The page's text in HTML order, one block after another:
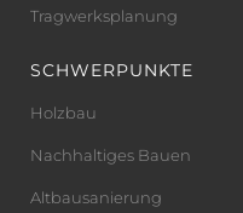
Tragwerksplanung
SCHWERPUNKTE
Holzbau
Nachhaltiges Bauen
Altbausanierung